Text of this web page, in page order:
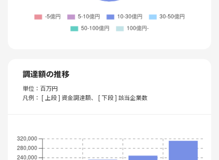
調達額の推移
単位：百万円
凡例： [ 上段 ] 資金調達額、 [ 下段 ] 該当企業数